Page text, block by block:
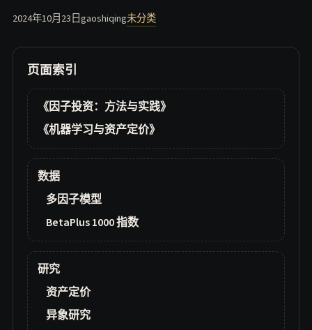
2024年10月23日gaoshiqing未分类
页面索引
《因子投资：方法与实践》
《机器学习与资产定价》
数据
多因子模型
BetaPlus 1000 指数
研究
资产定价
异象研究